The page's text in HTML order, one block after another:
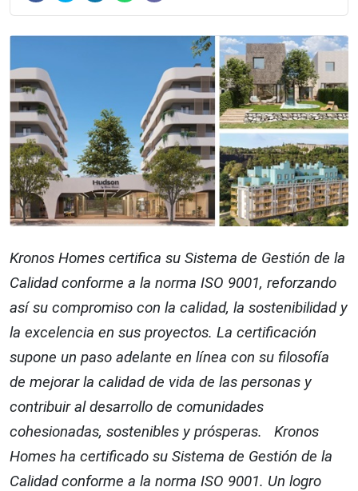
Kronos Homes certifica su Sistema de Gestión de la
Calidad conforme a la norma ISO 9001, reforzando
así su compromiso con la calidad, la sostenibilidad y
la excelencia en sus proyectos. La certificación
supone un paso adelante en línea con su filosofía
de mejorar la calidad de vida de las personas y
contribuir al desarrollo de comunidades
cohesionadas, sostenibles y prósperas. Kronos
Homes ha certificado su Sistema de Gestión de la
Calidad conforme a la norma ISO 9001. Un logro